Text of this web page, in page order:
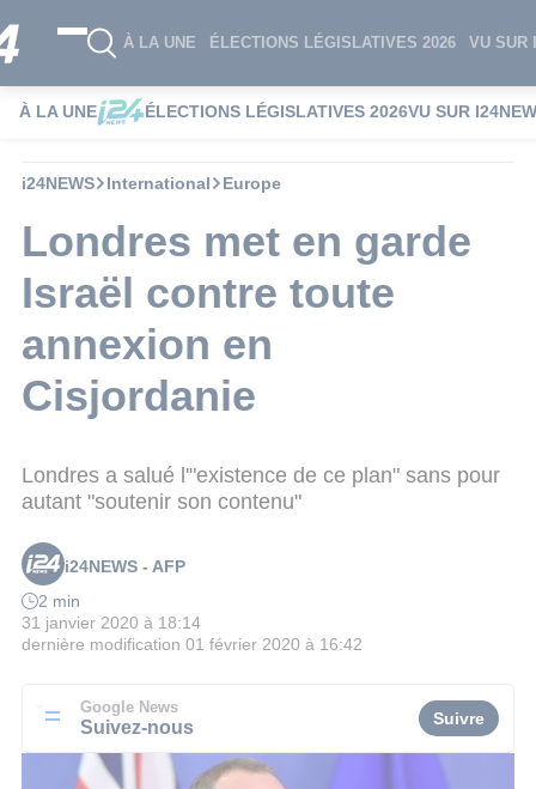
À LA UNE ÉLECTIONS LÉGISLATIVES 2026 VU SUR
À LA UNE ÉLECTIONS LÉGISLATIVES 2026VU SUR
i24NEWS International Europe
Londres met en garde
Israël contre toute
annexion en
Cisjordanie
Londres a salué l'"existence de ce plan" sans pour
autant "soutenir son contenu"
i24NEWS - AFP
2 min
31 janvier 2020 à 18:14
dernière modification 01 février 2020 à 16:42
Google News
Suivez-nous Suivre